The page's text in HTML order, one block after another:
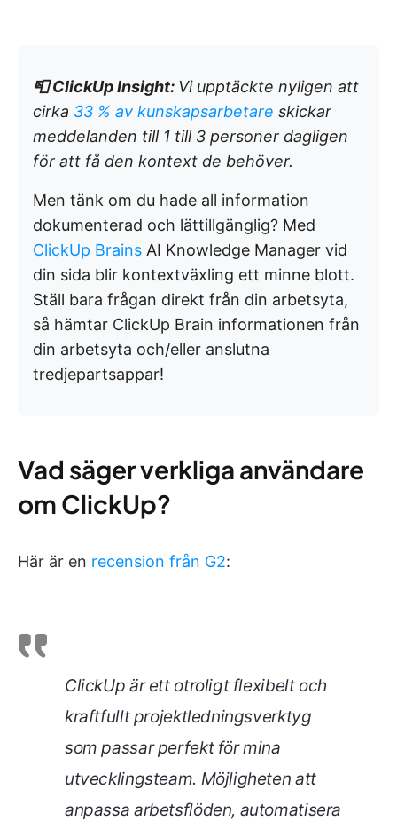
📮ClickUp Insight: Vi upptäckte nyligen att
cirka 33 % av kunskapsarbetare skickar
meddelanden till 1 till 3 personer dagligen
för att få den kontext de behöver.
Men tänk om du hade all information
dokumenterad och lättillgänglig? Med
ClickUp Brains AI Knowledge Manager vid
din sida blir kontextväxling ett minne blott.
Ställ bara frågan direkt från din arbetsyta,
så hämtar ClickUp Brain informationen från
din arbetsyta och/eller anslutna
tredjepartsappar!
Vad säger verkliga användare
om ClickUp?
Här är en recension från G2:
ClickUp är ett otroligt flexibelt och
kraftfullt projektledningsverktyg
som passar perfekt för mina
utvecklingsteam. Möjligheten att
anpassa arbetsflöden, automatisera